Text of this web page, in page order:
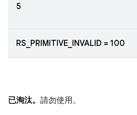
5
RS_PRIMITIVE_INVALID = 100
已淘汰。 請勿使用。